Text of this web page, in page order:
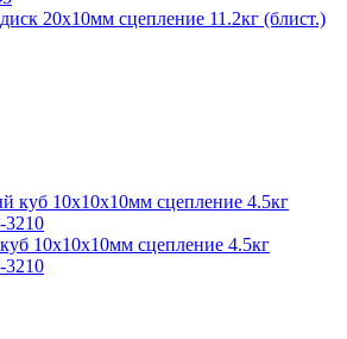
20х10мм сцепление 11.2кг (блист.)
10х10х10мм сцепление 4.5кг
3210